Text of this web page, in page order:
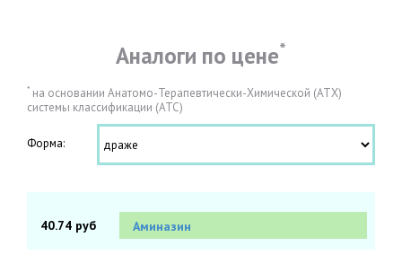
Аналоги по цене*
* на основании Анатомо-Терапевтически-Химической (АТХ)
системы классификации (АТС)
Форма:
40.74 руб Аминазин